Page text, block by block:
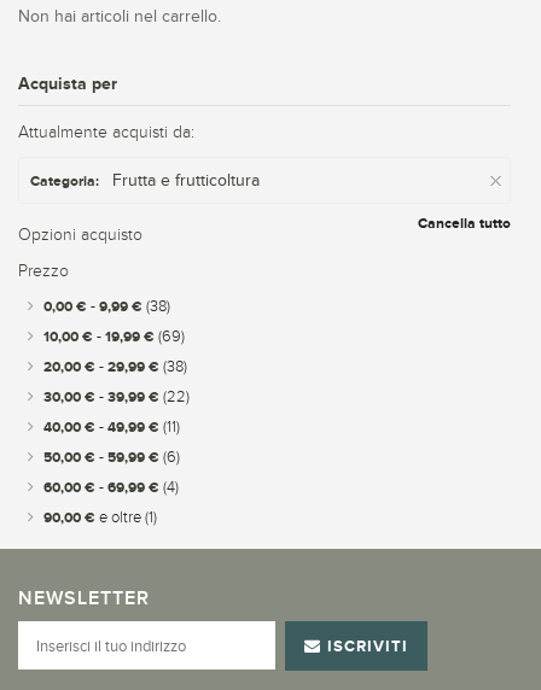
Non hai articoli nel carrello.
Acquista per
Attualmente acquisti da:
Categoria: Frutta e frutticoltura
Cancella tutto
Opzioni acquisto
Prezzo
0,00 € - 9,99 € (38)
10,00 € - 19,99 € (69)
20,00 € - 29,99 € (38)
30,00 € - 39,99 € (22)
40,00 € - 49,99 € (11)
50,00 € - 59,99 € (6)
60,00 € - 69,99 € (4)
90,00 € e oltre (1)
NEWSLETTER
ISCRIVITI